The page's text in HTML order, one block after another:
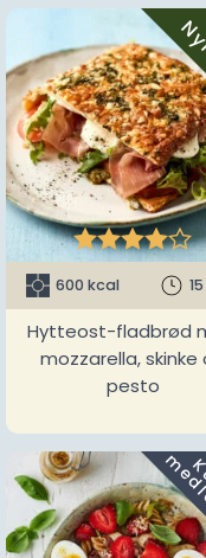

600 kcal
Hytteost-fladbrød
mozzarella, skinke
pesto